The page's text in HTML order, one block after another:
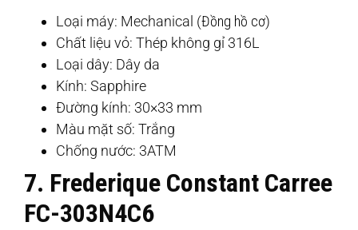
Loại máy: Mechanical (Đồng hồ cơ)
Chất liệu vỏ: Thép không gỉ 316L
Loại dây: Dây da
Kính: Sapphire
Đường kính: 30×33 mm
Màu mặt số: Trắng
Chống nước: 3ATM
7. Frederique Constant Carree
FC-303N4C6